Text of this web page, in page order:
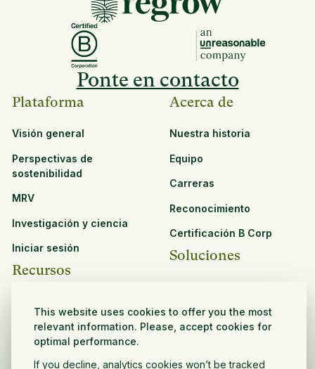
This website uses cookies to offer you the most
relevant information. Please, accept cookies for
optimal performance.
If you decline, analytics cookies won’t be tracked
Ponte en contacto
Plataforma
Visión general
Perspectivas de
sostenibilidad
MRV
Investigación y ciencia
Iniciar sesión
Recursos
Oportunidades de
asociación
Acerca de
Nuestra historia
Equipo
Carreras
Reconocimiento
Certificación B Corp
Soluciones
Agronegocios
Sector público y sin fines